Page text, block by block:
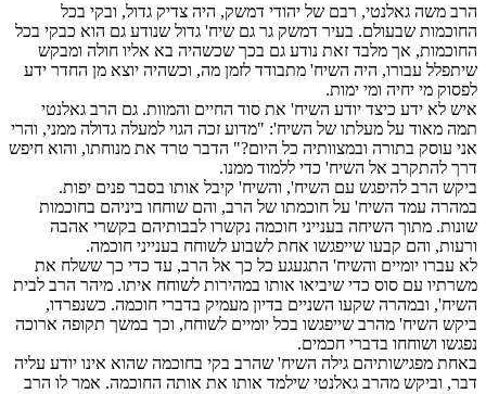
הרב משה גאלנטי, רבם של יהודי דמשק, היה צדיק גדול, ובקי בכל
החוכמות שבעולם. בעיר דמשק גר גם שיח' גדול שנודע גם הוא כבקי בכל
החוכמות, אך מלבד זאת נודע גם בכך שכשהיה בא אליו חולה ומבקש
שיתפלל עבורו, היה השיח' מתבודד לזמן מה, וכשהיה יוצא מן החדר ידע
לפסוק מי יחיה ומי ימות.
איש לא ידע כיצד יודע השיח' את סוד החיים והמוות. גם הרב גאלנטי
תמה מאוד על מעלתו של השיח': "מדוע זכה הגוי למעלה גדולה ממני, והרי
אני עוסק בתורה ובמצוותיה כל היום?" הדבר טרד את מנוחתו, והוא חיפש
דרך להתקרב אל השיח' כדי ללמוד ממנו.
ביקש הרב להיפגש עם השיח', והשיח' קיבל אותו בסבר פנים יפות.
במהרה עמד השיח' על חוכמתו של הרב, והם שוחחו ביניהם בחוכמות
שונות. מתוך השיחה בענייני חוכמה נקשרו לבבותיהם בקשרי אהבה
ורעות, והם קבעו שייפגשו אחת לשבוע לשוחח בענייני חוכמה.
לא עברו יומיים והשיח' התגעגע כל כך אל הרב, עד כדי כך ששלח את
משרתיו עם סוס כדי שיביאו אותו במהירות לשוחח איתו. מיהר הרב לבית
השיח', ובמהרה שקעו השניים בדיון מעמיק בדברי חוכמה. כשנפרדו,
ביקש השיח' מהרב שייפגשו בכל יומיים לשוחח, וכך במשך תקופה ארוכה
נפגשו ושוחחו בדברי חכמים.
באחת מפגישותיהם גילה השיח' שהרב בקי בחוכמה שהוא אינו יודע עליה
דבר, וביקש מהרב גאלנטי שילמד אותו את אותה החוכמה. אמר לו הרב